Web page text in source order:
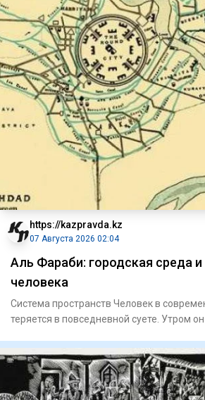
https://kazpravda.kz
07 Августа 2026 02:04
Аль Фараби: городская среда
человека
Система пространств Человек в
теряется в повседневной суете. Утром